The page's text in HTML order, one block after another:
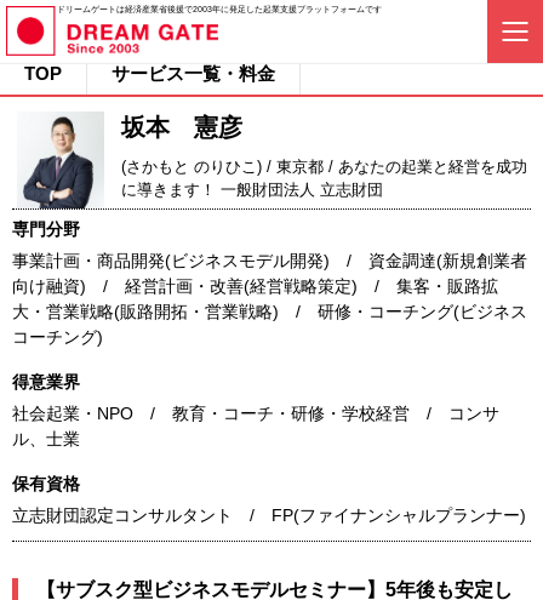
ドリームゲートは経済産業省後援で2003年に発足した起業支援プラットフォームです
TOP サービス一覧・料金
坂本 憲彦
(さかもと のりひこ) / 東京都 / あなたの起業と経営を成功
に導きます！ 一般財団法人 立志財団
専門分野
事業計画・商品開発(ビジネスモデル開発) / 資金調達(新規創業者
向け融資) / 経営計画・改善(経営戦略策定) / 集客・販路拡
大・営業戦略(販路開拓・営業戦略) / 研修・コーチング(ビジネス
コーチング)
得意業界
社会起業・NPO / 教育・コーチ・研修・学校経営 / コンサ
ル、士業
保有資格
立志財団認定コンサルタント / FP(ファイナンシャルプランナー)
【サブスク型ビジネスモデルセミナー】5年後も安定し